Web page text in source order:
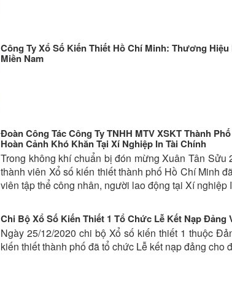
Công Ty Xổ Số Kiến Thiết Hồ Chí Minh: Thương
Miền Nam
Đoàn Công Tác Công Ty TNHH MTV XSKT Thành
Hoàn Cảnh Khó Khăn Tại Xí Nghiệp In Tài Chính
Trong không khí chuẩn bị đón mừng Xuân Tân
thành viên Xổ số kiến thiết thành phố Hồ Chí Minh
viên tập thể công nhân, người lao động tại Xí nghiệp
Chi Bộ Xổ Số Kiến Thiết 1 Tổ Chức Lễ Kết Nạp Đảng
Ngày 25/12/2020 chi bộ Xổ số kiến thiết 1 thuộc
kiến thiết thành phố đã tổ chức Lễ kết nạp đảng cho